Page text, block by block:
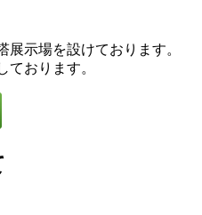
示場を設けております。
ております。